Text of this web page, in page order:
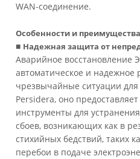
WAN-соединение.
Особенности и
■ Надежная защита от
Аварийное восстановление
автоматическое и надежное
чрезвычайные ситуации
Persidera, оно
инструменты для
сбоев, возникающих как в
стихийных бедствий, таких
перебои в подаче